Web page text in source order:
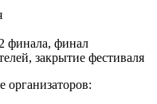
финала, финал
закрытие фестиваля
организаторов: